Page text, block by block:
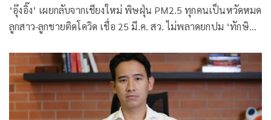
‘อุ๊งอิ๊ง’ เผยกลับจากเชียงใหม่ พิษฝุ่น PM2.5 ทุกคนเป็นหวัดหมด
ลูกสาว-ลูกชายติดโควิด เชื่อ 25 มี.ค. สว. ไม่พลาดยกปม ‘ทักษิณ’